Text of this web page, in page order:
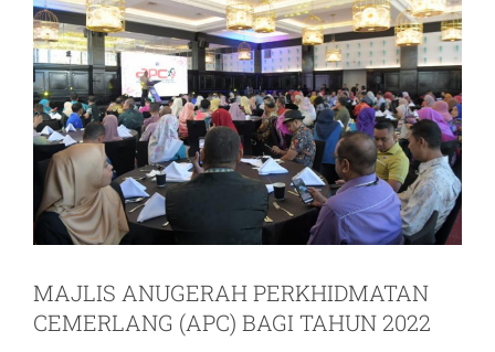
MAJLIS ANUGERAH PERKHIDMATAN
CEMERLANG (APC) BAGI TAHUN 2022